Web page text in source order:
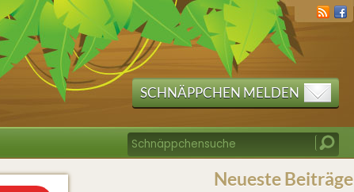
SCHNÄPPCHEN MELDEN
Neueste Beiträge